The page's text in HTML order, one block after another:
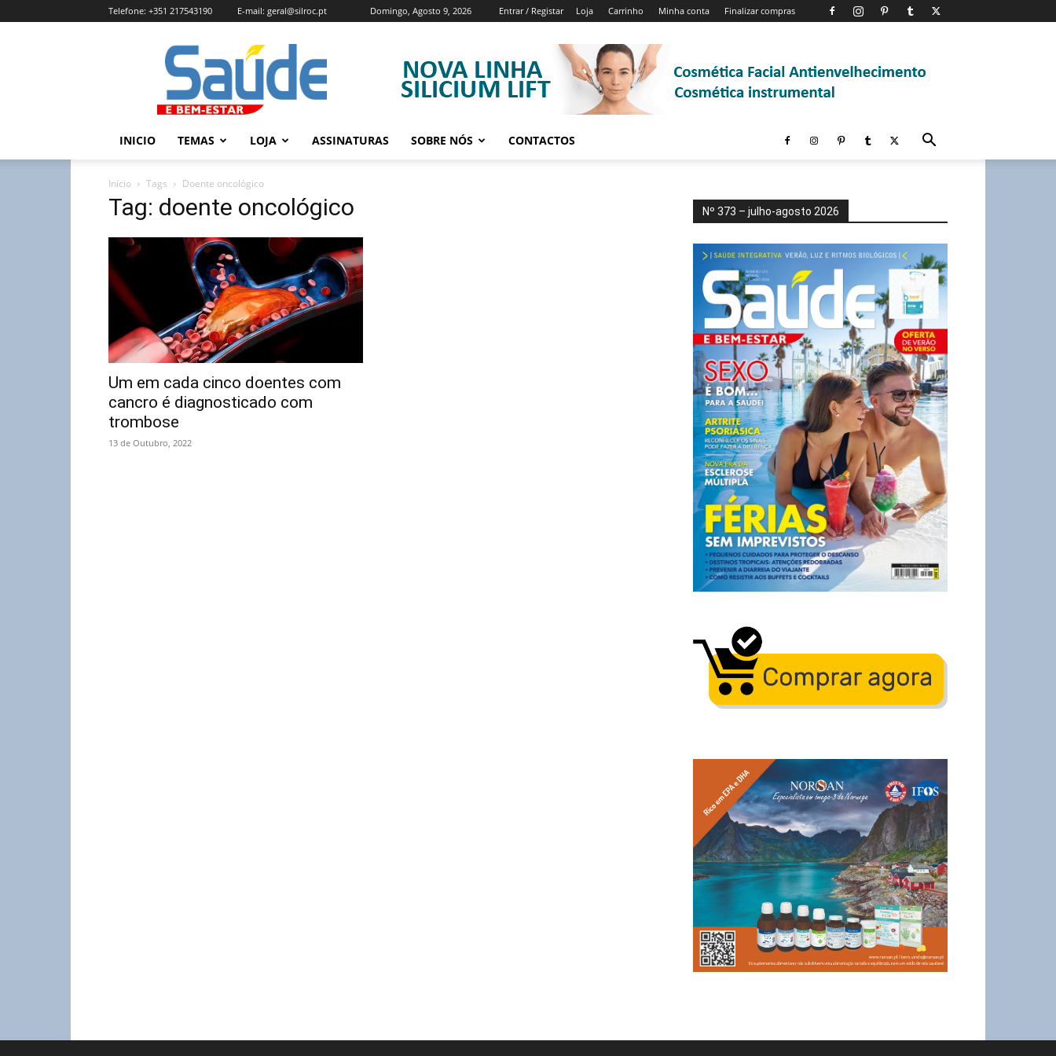
Domingo, Agosto 9, 2026 Entrar / Registar Loja Carrinho Minha conta Finalizar compras
Telefone: +351 217543190 E-mail: geral@silroc.pt
Revista
Saúde
e
Bem
Estar
Edição
INICIO TEMAS LOJA ASSINATURAS SOBRE NÓS CONTACTOS
Início Tags Doente oncológico
Tag: doente oncológico
Um em cada cinco doentes com
cancro é diagnosticado com
trombose
13 de Outubro, 2022
Nº 373 – julho-agosto 2026